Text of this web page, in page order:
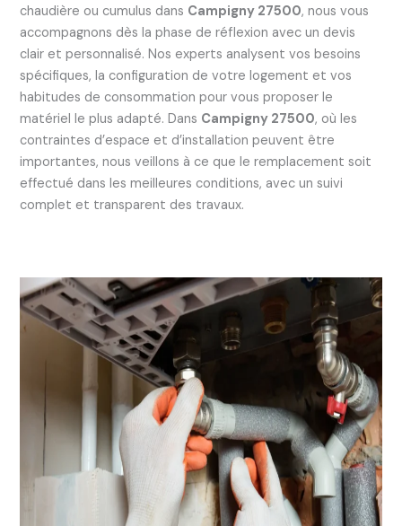
chaudière ou cumulus dans Campigny 27500, nous vous
accompagnons dès la phase de réflexion avec un devis
clair et personnalisé. Nos experts analysent vos besoins
spécifiques, la configuration de votre logement et vos
habitudes de consommation pour vous proposer le
matériel le plus adapté. Dans Campigny 27500, où les
contraintes d’espace et d’installation peuvent être
importantes, nous veillons à ce que le remplacement soit
effectué dans les meilleures conditions, avec un suivi
complet et transparent des travaux.